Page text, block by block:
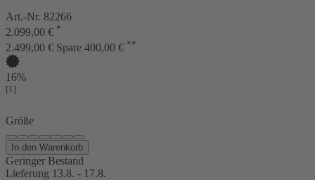
Art.-Nr. 82266
2.099,00 € *
2.499,00 € Spare 400,00 € **
16%
[1]
Größe
In den Warenkorb
Geringer Bestand
Lieferung 13.8. - 17.8.